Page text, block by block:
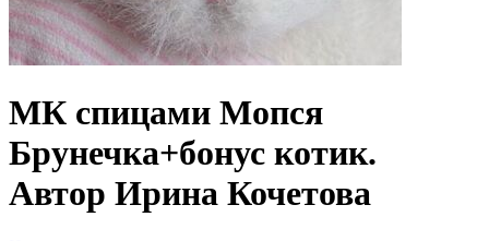
МК спицами Мопся
Брунечка+бонус котик.
Автор Ирина Кочетова